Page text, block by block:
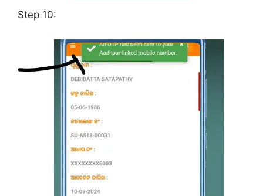
Step 10: